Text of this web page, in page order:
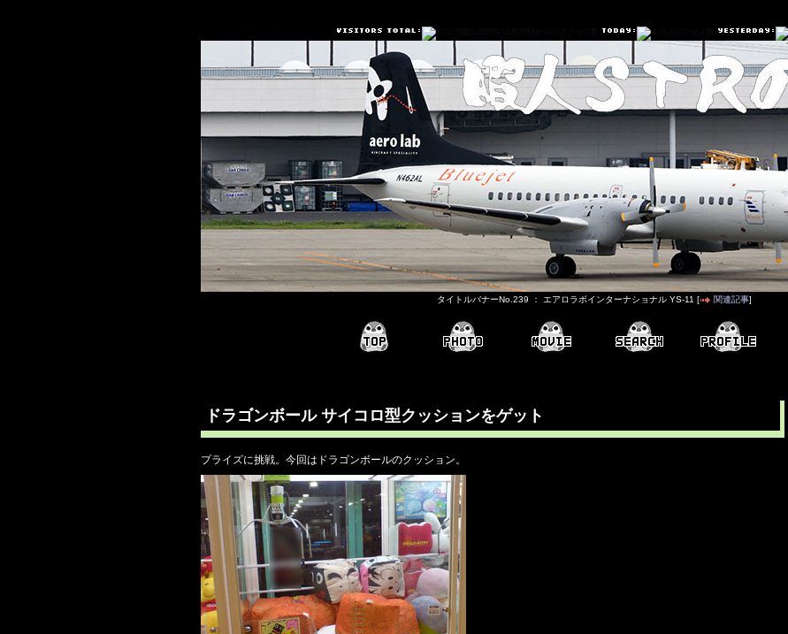
タイトルバナーNo.239 ： エアロラボインターナショナル YS-11 [ 関連記事]
ドラゴンボール サイコロ型クッションをゲット
プライズに挑戦。今回はドラゴンボールのクッション。